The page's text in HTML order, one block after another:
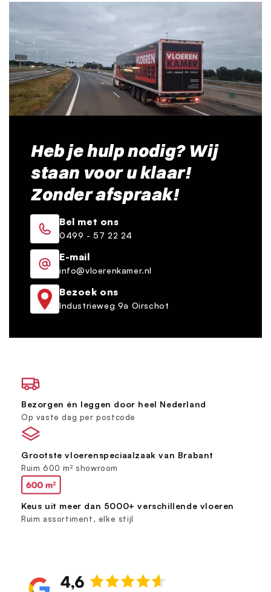
Heb je hulp nodig? Wij
staan voor u klaar!
Zonder afspraak!
Bel met ons
0499 - 57 22 24
E-mail
info@vloerenkamer.nl
Bezoek ons
Industrieweg 9a Oirschot
Bezorgen én leggen door heel Nederland
Op vaste dag per postcode
Grootste vloerenspeciaalzaak van Brabant
Ruim 600 m² showroom
Keus uit meer dan 5000+ verschillende vloeren
Ruim assortiment, elke stijl